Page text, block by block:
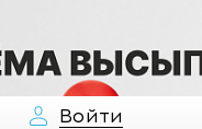
Войти